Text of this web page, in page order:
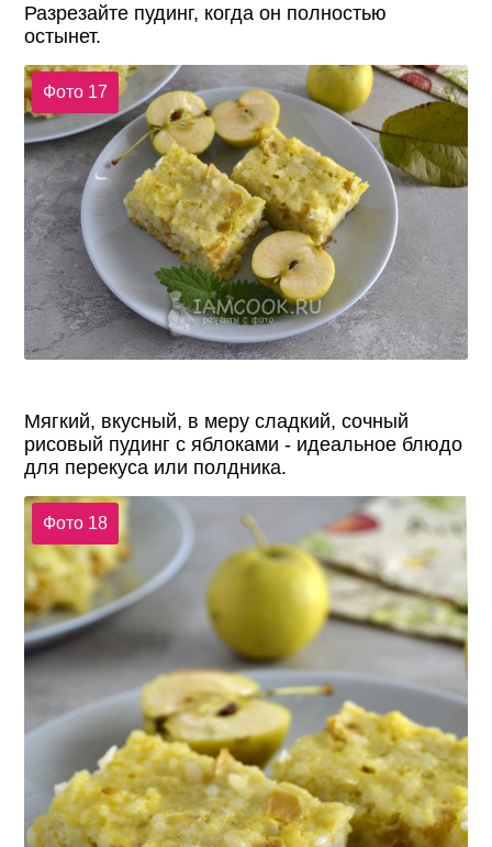
Разрезайте пудинг, когда он полностью
остынет.
Фото 17
Мягкий, вкусный, в меру сладкий, сочный
рисовый пудинг с яблоками - идеальное блюдо
для перекуса или полдника.
Фото 18